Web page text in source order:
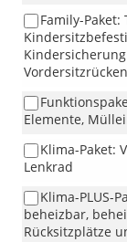
Family-Paket:
Elemente,
Klima-Paket:
Lenkrad
Klima-PLUS-
beheizbar,
Rücksitzplätze